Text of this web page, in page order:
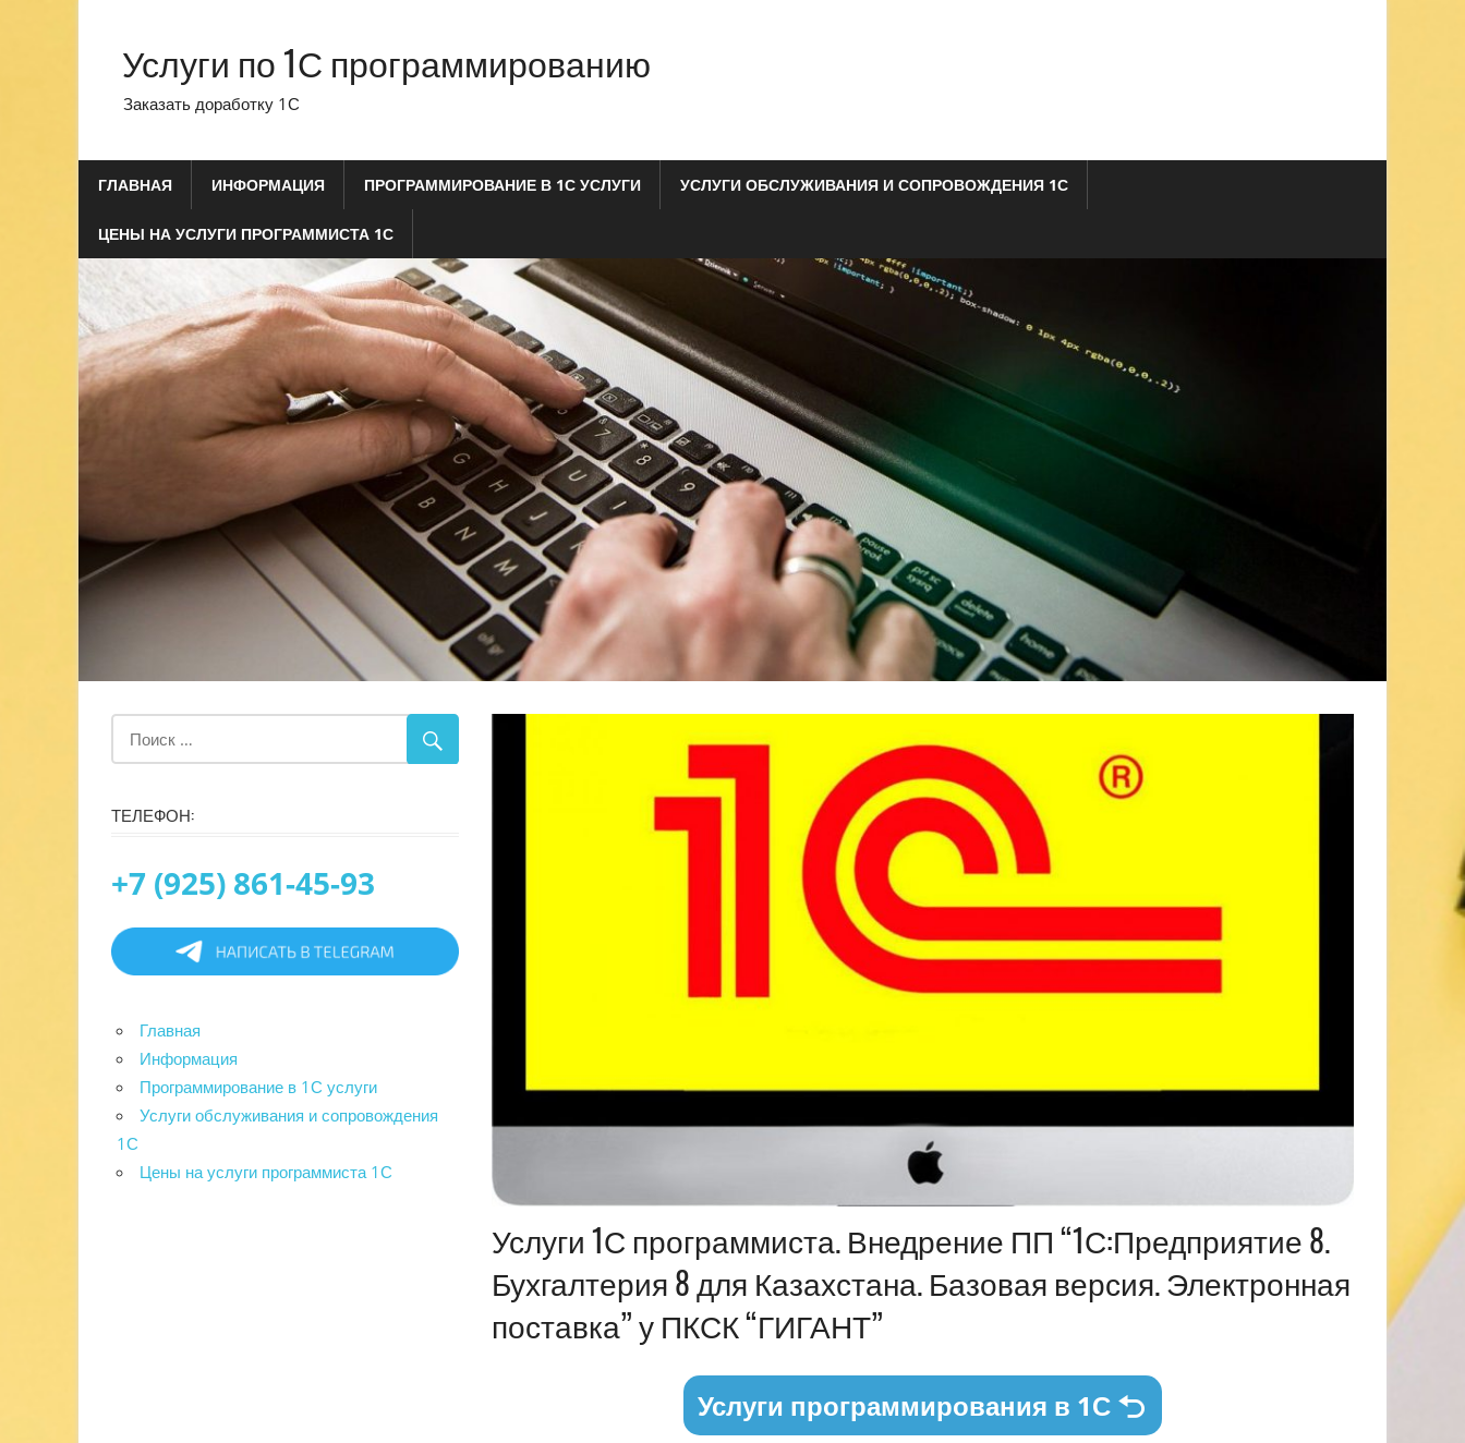
содержимому
Услуги по 1С программированию
Заказать доработку 1С
ГЛАВНАЯ ИНФОРМАЦИЯ ПРОГРАММИРОВАНИЕ В 1С УСЛУГИ УСЛУГИ ОБСЛУЖИВАНИЯ И СОПРОВОЖДЕНИЯ 1С
ЦЕНЫ НА УСЛУГИ ПРОГРАММИСТА 1С
Информация
Услуги 1С программиста. Внедрение ПП “1С:Предприятие 8.
Бухгалтерия 8 для Казахстана. Базовая версия. Электронная
поставка” у ПКСК “ГИГАНТ”
Услуги программирования в 1С
ТЕЛЕФОН:
+7 (925) 861-45-93
Главная
Информация
Программирование в 1С услуги
Услуги обслуживания и сопровождения
1С
Цены на услуги программиста 1С